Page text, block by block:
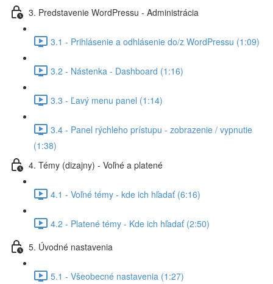
3. Predstavenie WordPressu - Administrácia
3.1 - Prihlásenie a odhlásenie do/z WordPressu (1:09)
3.2 - Nástenka - Dashboard (1:16)
3.3 - Ľavý menu panel (1:14)
3.4 - Panel rýchleho prístupu - zobrazenie / vypnutie
(1:38)
4. Témy (dizajny) - Voľné a platené
4.1 - Voľné témy - kde ich hľadať (6:16)
4.2 - Platené témy - Kde ich hľadať (2:50)
5. Úvodné nastavenia
5.1 - Všeobecné nastavenia (1:27)